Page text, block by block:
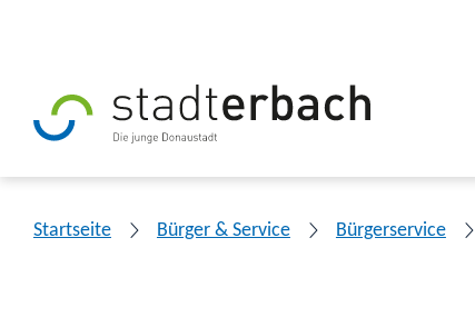
Startseite Bürger & Service Bürgerservice